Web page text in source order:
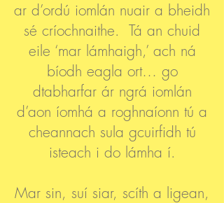
ar d’ordú iomlán nuair a bheidh
sé críochnaithe. Tá an chuid
eile ‘mar lámhaigh,’ ach ná
bíodh eagla ort… go
dtabharfar ár ngrá iomlán
d’aon íomhá a roghnaíonn tú a
cheannach sula gcuirfidh tú
isteach i do lámha í.
Mar sin, suí siar, scíth a ligean,